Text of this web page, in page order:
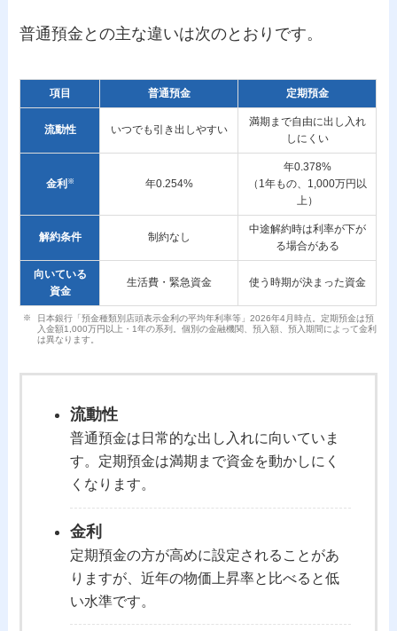
普通預金との主な違いは次のとおりです。
項目 普通預金 定期預金
流動性 いつでも引き出しやすい
満期まで自由に出し入れ
しにくい
金利 ※ 年0.254%
年0.378%
（1年もの、1,000万円以
上）
解約条件 制約なし
中途解約時は利率が下が
る場合がある
向いている
資金
生活費・緊急資金 使う時期が決まった資金
日本銀行「預金種類別店頭表示金利の平均年利率等」2026年4月時点。定期預金は預
入金額1,000万円以上・1年の系列。個別の金融機関、預入額、預入期間によって金利
は異なります。
流動性
普通預金は日常的な出し入れに向いていま
す。定期預金は満期まで資金を動かしにく
くなります。
金利
定期預金の方が高めに設定されることがあ
りますが、近年の物価上昇率と比べると低
い水準です。